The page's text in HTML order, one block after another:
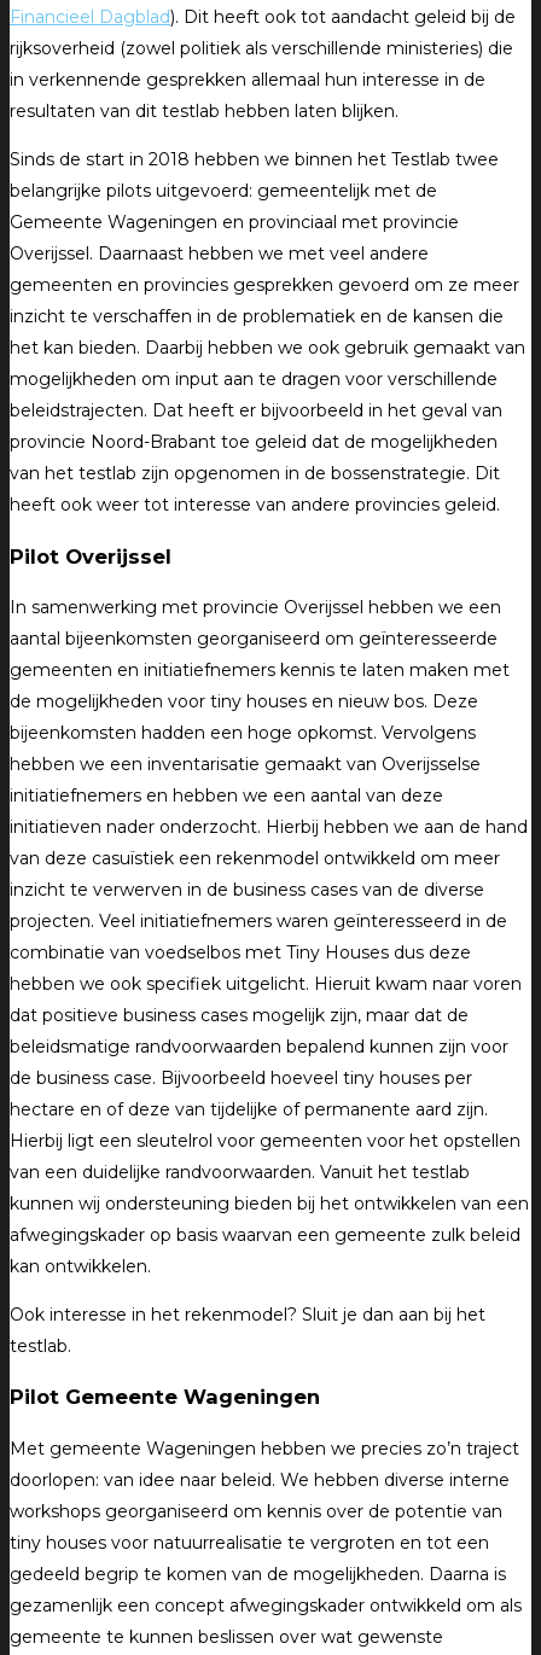
Financieel Dagblad). Dit heeft ook tot aandacht geleid bij de
rijksoverheid (zowel politiek als verschillende ministeries) die
in verkennende gesprekken allemaal hun interesse in de
resultaten van dit testlab hebben laten blijken.
Sinds de start in 2018 hebben we binnen het Testlab twee
belangrijke pilots uitgevoerd: gemeentelijk met de
Gemeente Wageningen en provinciaal met provincie
Overijssel. Daarnaast hebben we met veel andere
gemeenten en provincies gesprekken gevoerd om ze meer
inzicht te verschaffen in de problematiek en de kansen die
het kan bieden. Daarbij hebben we ook gebruik gemaakt van
mogelijkheden om input aan te dragen voor verschillende
beleidstrajecten. Dat heeft er bijvoorbeeld in het geval van
provincie Noord-Brabant toe geleid dat de mogelijkheden
van het testlab zijn opgenomen in de bossenstrategie. Dit
heeft ook weer tot interesse van andere provincies geleid.
Pilot Overijssel
In samenwerking met provincie Overijssel hebben we een
aantal bijeenkomsten georganiseerd om geïnteresseerde
gemeenten en initiatiefnemers kennis te laten maken met
de mogelijkheden voor tiny houses en nieuw bos. Deze
bijeenkomsten hadden een hoge opkomst. Vervolgens
hebben we een inventarisatie gemaakt van Overijsselse
initiatiefnemers en hebben we een aantal van deze
initiatieven nader onderzocht. Hierbij hebben we aan de hand
van deze casuïstiek een rekenmodel ontwikkeld om meer
inzicht te verwerven in de business cases van de diverse
projecten. Veel initiatiefnemers waren geïnteresseerd in de
combinatie van voedselbos met Tiny Houses dus deze
hebben we ook specifiek uitgelicht. Hieruit kwam naar voren
dat positieve business cases mogelijk zijn, maar dat de
beleidsmatige randvoorwaarden bepalend kunnen zijn voor
de business case. Bijvoorbeeld hoeveel tiny houses per
hectare en of deze van tijdelijke of permanente aard zijn.
Hierbij ligt een sleutelrol voor gemeenten voor het opstellen
van een duidelijke randvoorwaarden. Vanuit het testlab
kunnen wij ondersteuning bieden bij het ontwikkelen van een
afwegingskader op basis waarvan een gemeente zulk beleid
kan ontwikkelen.
Ook interesse in het rekenmodel? Sluit je dan aan bij het
testlab.
Pilot Gemeente Wageningen
Met gemeente Wageningen hebben we precies zo’n traject
doorlopen: van idee naar beleid. We hebben diverse interne
workshops georganiseerd om kennis over de potentie van
tiny houses voor natuurrealisatie te vergroten en tot een
gedeeld begrip te komen van de mogelijkheden. Daarna is
gezamenlijk een concept afwegingskader ontwikkeld om als
gemeente te kunnen beslissen over wat gewenste